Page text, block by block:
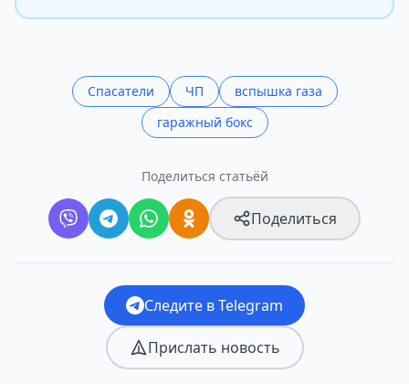
Спасатели ЧП
вспышка газа
гаражный бокс
Поделиться статьёй
Поделиться
Следите в Telegram
Прислать новость